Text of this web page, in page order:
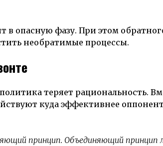
в опасную фазу. При этом
необратимые процессы.
теряет рациональность.
куда эффективнее
принцип. Объединяющий